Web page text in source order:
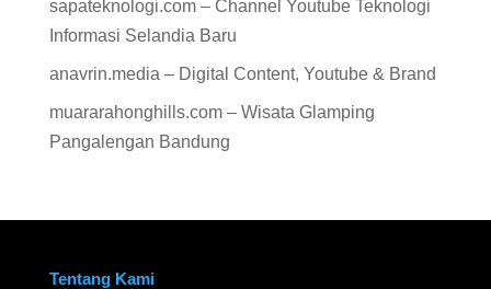
sapateknologi.com – Channel Youtube Teknologi
Informasi Selandia Baru
anavrin.media – Digital Content, Youtube & Brand
muararahonghills.com – Wisata Glamping
Pangalengan Bandung
Tentang Kami